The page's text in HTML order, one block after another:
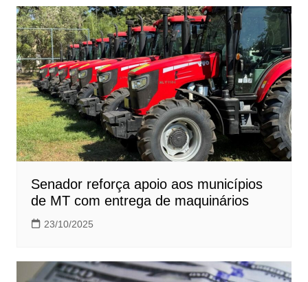
Senador reforça apoio aos municípios
de MT com entrega de maquinários
23/10/2025